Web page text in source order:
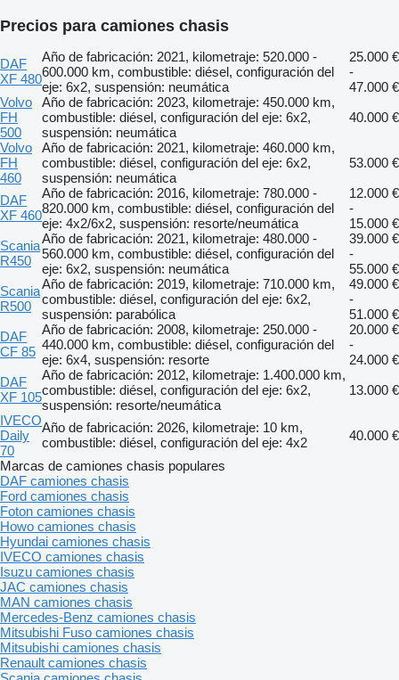
Precios para camiones chasis
DAF
XF 480
Año de fabricación: 2021, kilometraje: 520.000 -
600.000 km, combustible: diésel, configuración del
eje: 6x2, suspensión: neumática
25.000 €
-
47.000 €
Volvo
FH
500
Año de fabricación: 2023, kilometraje: 450.000 km,
combustible: diésel, configuración del eje: 6x2,
suspensión: neumática
40.000 €
Volvo
FH
460
Año de fabricación: 2021, kilometraje: 460.000 km,
combustible: diésel, configuración del eje: 6x2,
suspensión: neumática
53.000 €
DAF
XF 460
Año de fabricación: 2016, kilometraje: 780.000 -
820.000 km, combustible: diésel, configuración del
eje: 4x2/6x2, suspensión: resorte/neumática
12.000 €
-
15.000 €
Scania
R450
Año de fabricación: 2021, kilometraje: 480.000 -
560.000 km, combustible: diésel, configuración del
eje: 6x2, suspensión: neumática
39.000 €
-
55.000 €
Scania
R500
Año de fabricación: 2019, kilometraje: 710.000 km,
combustible: diésel, configuración del eje: 6x2,
suspensión: parabólica
49.000 €
-
51.000 €
DAF
CF 85
Año de fabricación: 2008, kilometraje: 250.000 -
440.000 km, combustible: diésel, configuración del
eje: 6x4, suspensión: resorte
20.000 €
-
24.000 €
DAF
XF 105
Año de fabricación: 2012, kilometraje: 1.400.000 km,
combustible: diésel, configuración del eje: 6x2,
suspensión: resorte/neumática
13.000 €
IVECO
Daily
70
Año de fabricación: 2026, kilometraje: 10 km,
combustible: diésel, configuración del eje: 4x2
40.000 €
Marcas de camiones chasis populares
DAF camiones chasis
Ford camiones chasis
Foton camiones chasis
Howo camiones chasis
Hyundai camiones chasis
IVECO camiones chasis
Isuzu camiones chasis
JAC camiones chasis
MAN camiones chasis
Mercedes-Benz camiones chasis
Mitsubishi Fuso camiones chasis
Mitsubishi camiones chasis
Renault camiones chasis